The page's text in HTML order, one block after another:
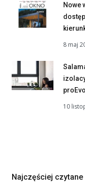
Nowe
8 maj
10
Najczęściej czytane